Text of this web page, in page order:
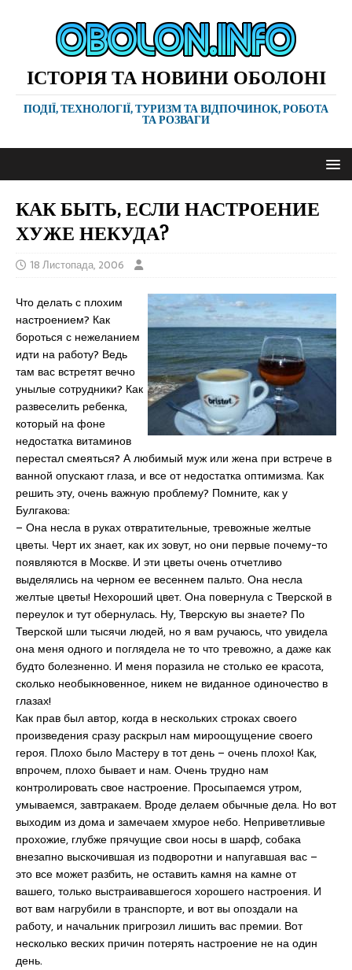
ІСТОРІЯ ТА НОВИНИ ОБОЛОНІ
ПОДІЇ, ТЕХНОЛОГІЇ, ТУРИЗМ ТА ВІДПОЧИНОК, РОБОТА
ТА РОЗВАГИ
КАК БЫТЬ, ЕСЛИ НАСТРОЕНИЕ
ХУЖЕ НЕКУДА?
18 Листопада, 2006
Что делать с плохим
настроением? Как
бороться с нежеланием
идти на работу? Ведь
там вас встретят вечно
унылые сотрудники? Как
развеселить ребенка,
который на фоне
недостатка витаминов
перестал смеяться? А любимый муж или жена при встрече в
ванной опускают глаза, и все от недостатка оптимизма. Как
решить эту, очень важную проблему? Помните, как у
Булгакова:
– Она несла в руках отвратительные, тревожные желтые
цветы. Черт их знает, как их зовут, но они первые почему-то
появляются в Москве. И эти цветы очень отчетливо
выделялись на черном ее весеннем пальто. Она несла
желтые цветы! Нехороший цвет. Она повернула с Тверской в
переулок и тут обернулась. Ну, Тверскую вы знаете? По
Тверской шли тысячи людей, но я вам ручаюсь, что увидела
она меня одного и поглядела не то что тревожно, а даже как
будто болезненно. И меня поразила не столько ее красота,
сколько необыкновенное, никем не виданное одиночество в
глазах!
Как прав был автор, когда в нескольких строках своего
произведения сразу раскрыл нам мироощущение своего
героя. Плохо было Мастеру в тот день – очень плохо! Как,
впрочем, плохо бывает и нам. Очень трудно нам
контролировать свое настроение. Просыпаемся утром,
умываемся, завтракаем. Вроде делаем обычные дела. Но вот
выходим из дома и замечаем хмурое небо. Неприветливые
прохожие, глубже прячущие свои носы в шарф, собака
внезапно выскочившая из подворотни и напугавшая вас –
это все может разбить, не оставить камня на камне от
вашего, только выстраивавшегося хорошего настроения. И
вот вам нагрубили в транспорте, и вот вы опоздали на
работу, и начальник пригрозил лишить вас премии. Вот
несколько веских причин потерять настроение не на один
день.